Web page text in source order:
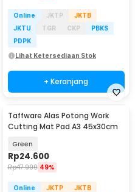
Online JKTP
JKTB
JKTU
TGR CKP
PBKS
PDPK
Lihat Ketersediaan Stok
+ Keranjang
Taffware Alas Potong Work
Cutting Mat Pad A3 45x30cm
Green
Rp24.600
Rp47.900 49%
Online JKTP
JKTB